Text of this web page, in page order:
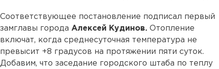
Соответствующее постановление подписал первый
замглавы города Алексей Кудинов. Отопление
включат, когда среднесуточная температура не
превысит +8 градусов на протяжении пяти суток.
Добавим, что заседание городского штаба по теплу